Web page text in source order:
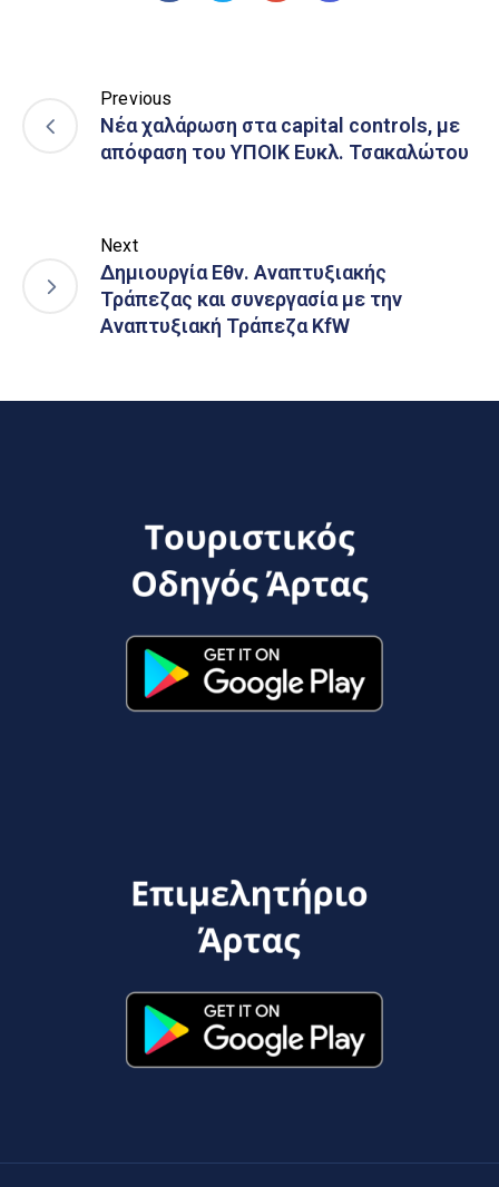
Previous
Νέα χαλάρωση στα capital controls, με
απόφαση του ΥΠΟΙΚ Ευκλ. Τσακαλώτου
Next
Δημιουργία Εθν. Αναπτυξιακής
Τράπεζας και συνεργασία με την
Αναπτυξιακή Τράπεζα KfW